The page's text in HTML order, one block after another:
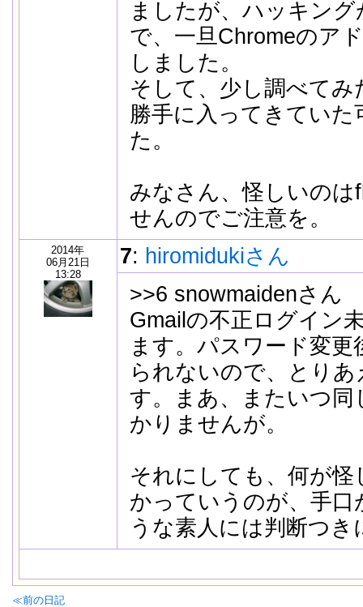
ましたが、ハッキン
で、一旦Chromeのア
しました。
そして、少し調べて
勝手に入ってきていた
た。
みなさん、怪しいの
せんのでご注意を。
2014年
06月21日
13:28
7: hiromidukiさん
>>6 snowmaidenさん
Gmailの不正ログイン
ます。パスワード変
られないので、とり
す。まあ、またいつ
かりませんが。
それにしても、何が
かっていうのが、手
うな素人には判断つき
≪前の日記